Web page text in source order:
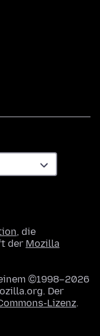
, die
der Mozilla
©1998–2026
Der
Lizenz.